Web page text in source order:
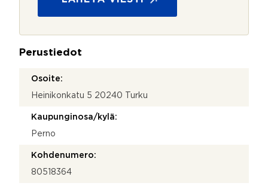
*
Perustiedot
Osoite:
Heinikonkatu 5 20240 Turku
Kaupunginosa/kylä:
Perno
Kohdenumero:
80518364